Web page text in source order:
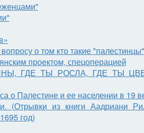
о том кто такие
проектом, спецоперацией
ГДЕ ТЫ РОСЛА, ГДЕ ТЫ
о Палестине и ее населении в 19
(Отрывки из книги Аадриани
год)